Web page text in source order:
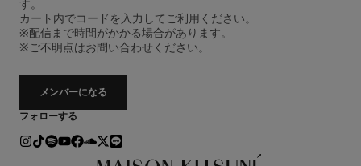
す。
カート内でコードを入力してご利用ください。
※配信まで時間がかかる場合があります。
※ご不明点はお問い合わせください。
メンバーになる
フォローする